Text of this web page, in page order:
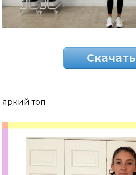
Скачать
яркий топ